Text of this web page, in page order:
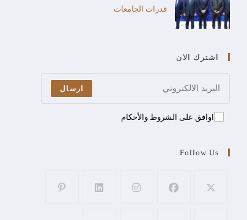
قدرات الجامعات
اشترك الان
ارسال
اوافق على الشروط والأحكام
Follow Us